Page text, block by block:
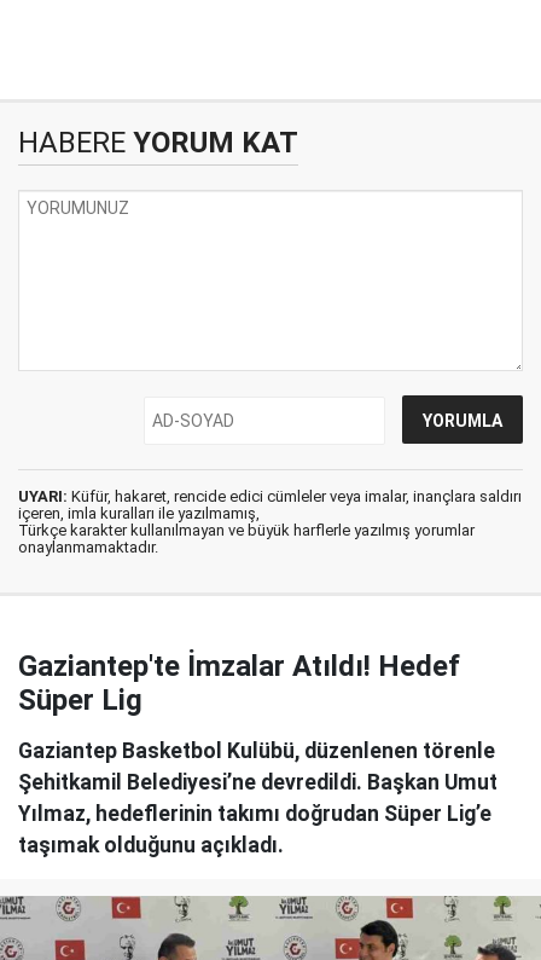
HABERE YORUM KAT
UYARI: Küfür, hakaret, rencide edici cümleler veya imalar, inançlara saldırı
içeren, imla kuralları ile yazılmamış,
Türkçe karakter kullanılmayan ve büyük harflerle yazılmış yorumlar
onaylanmamaktadır.
Gaziantep'te İmzalar Atıldı! Hedef
Süper Lig
Gaziantep Basketbol Kulübü, düzenlenen törenle
Şehitkamil Belediyesi’ne devredildi. Başkan Umut
Yılmaz, hedeflerinin takımı doğrudan Süper Lig’e
taşımak olduğunu açıkladı.